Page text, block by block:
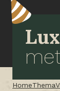
HomeThema